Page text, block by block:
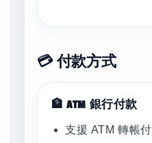
💳 付款方式
🏦 ATM 銀行付款
支援 ATM 轉帳